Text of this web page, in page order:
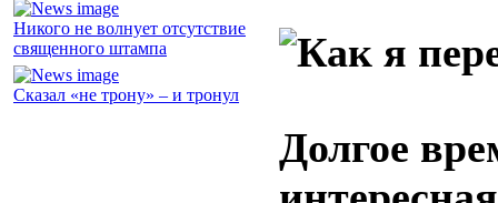
Никого не волнует отсутствие
священного штампа
Сказал «не трону» – и тронул
Долгое